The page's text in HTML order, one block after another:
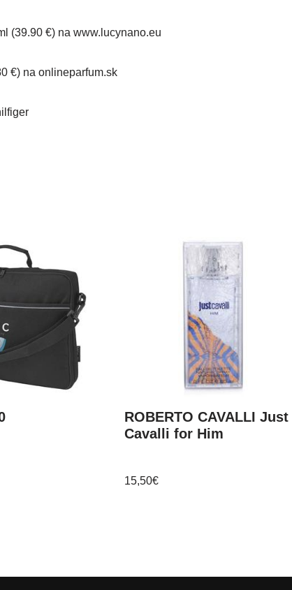
(39.90 €) na www.lucynano.eu
€) na onlineparfum.sk
ROBERTO CAVALLI Just
Cavalli for Him
15,50€